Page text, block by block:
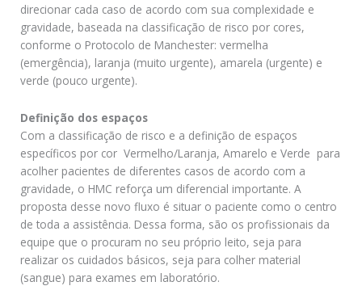
direcionar cada caso de acordo com sua complexidade e
gravidade, baseada na classificação de risco por cores,
conforme o Protocolo de Manchester: vermelha
(emergência), laranja (muito urgente), amarela (urgente) e
verde (pouco urgente).
Definição dos espaços
Com a classificação de risco e a definição de espaços
específicos por cor  Vermelho/Laranja, Amarelo e Verde  para
acolher pacientes de diferentes casos de acordo com a
gravidade, o HMC reforça um diferencial importante. A
proposta desse novo fluxo é situar o paciente como o centro
de toda a assistência. Dessa forma, são os profissionais da
equipe que o procuram no seu próprio leito, seja para
realizar os cuidados básicos, seja para colher material
(sangue) para exames em laboratório.